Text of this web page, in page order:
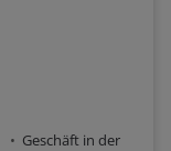
Geschäft in der